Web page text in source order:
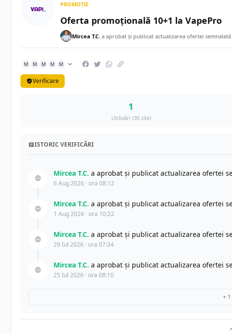
PROMOȚIE
Oferta promoțională 10+1 la VapePro
Mircea T.C. a aprobat și publicat actualizarea ofertei
M M M M M
Verificare
1
Utilizări (30 zile)
ISTORIC VERIFICĂRI
Mircea T.C. a aprobat și publicat actualizarea ofertei
6 Aug 2026 · ora 08:12
Mircea T.C. a aprobat și publicat actualizarea ofertei
1 Aug 2026 · ora 10:22
Mircea T.C. a aprobat și publicat actualizarea ofertei
29 Iul 2026 · ora 07:34
Mircea T.C. a aprobat și publicat actualizarea ofertei
25 Iul 2026 · ora 08:10
+